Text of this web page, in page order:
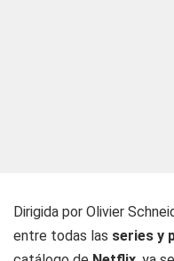
Dirigida por Olivier
entre todas las series y